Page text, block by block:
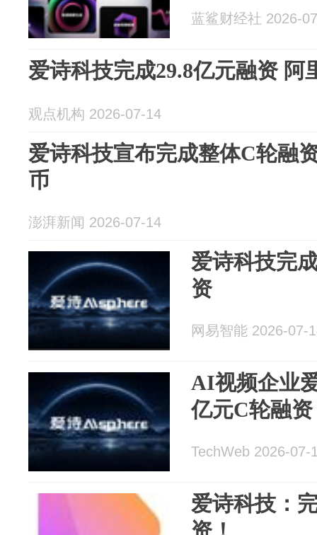
蓝鲨财经社 2026-
爱诗科技完成29.8亿元融资 阿
观点机构 2026-07-14
爱诗科技宣布完成整体C轮融
币
澎湃新闻 2026-07-14
爱诗科技完
资
网易智能 2026-07-
AI视频企业
亿元C轮融
TechWeb 2026-07-
爱诗科技：